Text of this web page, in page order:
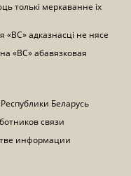
толькі меркаванне іх
адказнасці не нясе
«ВС» абавязковая
Беларусь
связи
информации